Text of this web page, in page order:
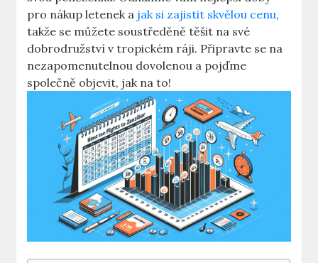
pro nákup letenek a jak si zajistit skvělou cenu,
takže se můžete soustředěně těšit na své
dobrodružství v tropickém ráji. Připravte se na
nezapomenutelnou dovolenou a pojďme
společně objevit, jak na to!